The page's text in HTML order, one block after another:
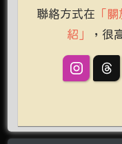
聯絡方式在 「
紹」
，很